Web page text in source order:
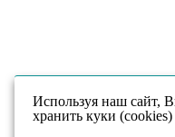
Используя наш сайт,
хранить куки